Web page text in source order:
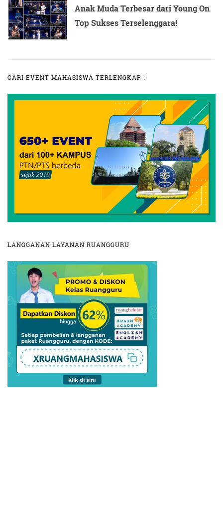
Anak Muda Terbesar dari Young On
Top Sukses Terselenggara!
CARI EVENT MAHASISWA TERLENGKAP :
LANGGANAN LAYANAN RUANGGURU